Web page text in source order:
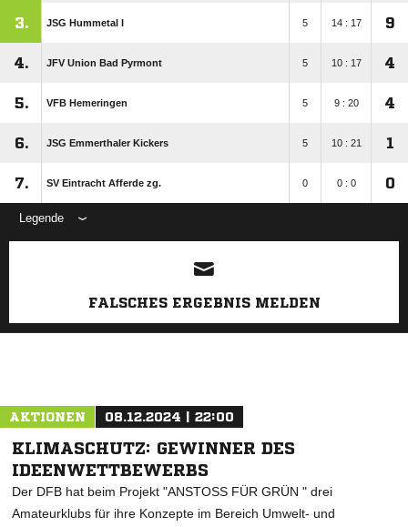
3. JSG Hummetal I 5 14 : 17 9
4. JFV Union Bad Pyrmont 5 10 : 17 4
5. VFB Hemeringen 5 9 : 20 4
6. JSG Emmerthaler Kickers 5 10 : 21 1
7. SV Eintracht Afferde zg. 0 0 : 0 0
Legende
ANZEIGE
FALSCHES ERGEBNIS MELDEN
AKTIONEN 08.12.2024 | 22:00
KLIMASCHUTZ: GEWINNER DES
IDEENWETTBEWERBS
Der DFB hat beim Projekt "ANSTOSS FÜR GRÜN " drei
Amateurklubs für ihre Konzepte im Bereich Umwelt- und